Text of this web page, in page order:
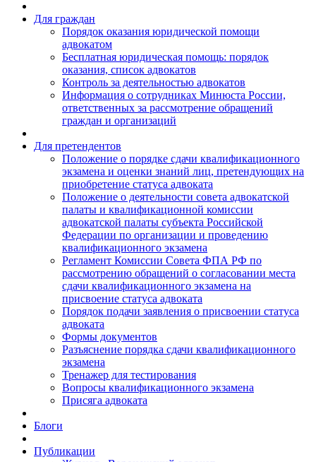
Для граждан
Порядок оказания юридической помощи
адвокатом
Бесплатная юридическая помощь: порядок
оказания, список адвокатов
Контроль за деятельностью адвокатов
Информация о сотрудниках Минюста России,
ответственных за рассмотрение обращений
граждан и организаций
Для претендентов
Положение о порядке сдачи квалификационного
экзамена и оценки знаний лиц, претендующих на
приобретение статуса адвоката
Положение о деятельности совета адвокатской
палаты и квалификационной комиссии
адвокатской палаты субъекта Российской
Федерации по организации и проведению
квалификационного экзамена
Регламент Комиссии Совета ФПА РФ по
рассмотрению обращений о согласовании места
сдачи квалификационного экзамена на
присвоение статуса адвоката
Порядок подачи заявления о присвоении статуса
адвоката
Формы документов
Разъяснение порядка сдачи квалификационного
экзамена
Тренажер для тестирования
Вопросы квалификационного экзамена
Присяга адвоката
Блоги
Публикации